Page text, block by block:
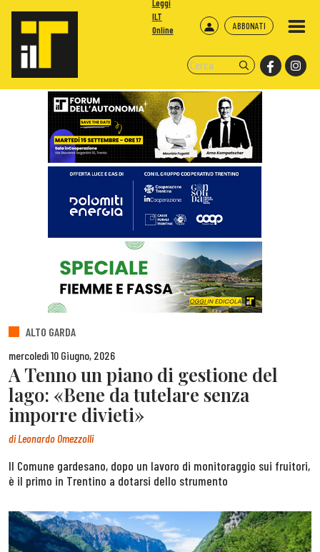
ABBONATI
Leggi
ILT
Online
ALTO GARDA
mercoledì 10 Giugno, 2026
A Tenno un piano di gestione del
lago: «Bene da tutelare senza
imporre divieti»
diLeonardo Omezzolli
Il Comune gardesano, dopo un lavoro di monitoraggio sui fruitori,
è il primo in Trentino a dotarsi dello strumento